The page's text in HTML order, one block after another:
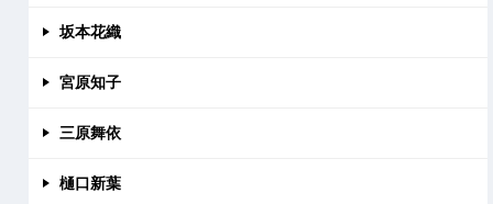
坂本花織
宮原知子
三原舞依
樋口新葉